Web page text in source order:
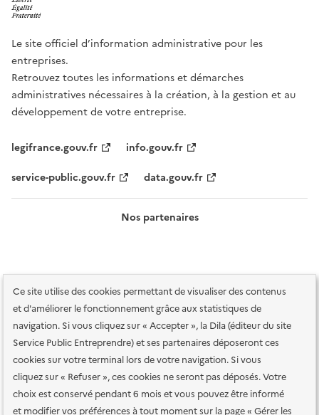
Ce site utilise des cookies permettant de visualiser des contenus
et d'améliorer le fonctionnement grâce aux statistiques de
navigation. Si vous cliquez sur « Accepter », la Dila (éditeur du site
Service Public Entreprendre) et ses partenaires déposeront ces
cookies sur votre terminal lors de votre navigation. Si vous
cliquez sur « Refuser », ces cookies ne seront pas déposés. Votre
choix est conservé pendant 6 mois et vous pouvez être informé
et modifier vos préférences à tout moment sur la page « Gérer les
Le site officiel d’information administrative pour les
entreprises.
Retrouvez toutes les informations et démarches
administratives nécessaires à la création, à la gestion et au
développement de votre entreprise.
legifrance.gouv.fr
info.gouv.fr
service-public.gouv.fr
data.gouv.fr
Nos partenaires
Plan du site Accessibilité : totalement conforme
Accessibilité des
services en ligne
Mentions légales Données personnelles et sécurité
Conditions générales d'utilisation
Gestion des cookies